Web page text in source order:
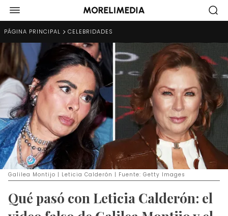
PÁGINA PRINCIPAL CELEBRIDADES
Galilea Montijo | Leticia Calderón | Fuente: Getty Images
Qué pasó con Leticia Calderón: el